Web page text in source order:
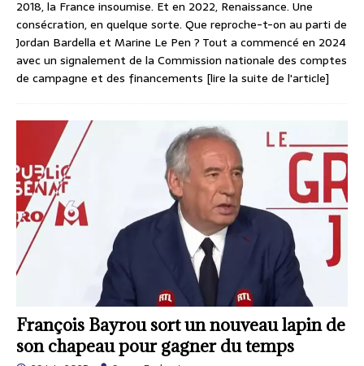
2018, la France insoumise. Et en 2022, Renaissance. Une
consécration, en quelque sorte. Que reproche-t-on au parti de
Jordan Bardella et Marine Le Pen ? Tout a commencé en 2024
avec un signalement de la Commission nationale des comptes
de campagne et des financements [lire la suite de l'article]
François Bayrou sort un nouveau lapin de
son chapeau pour gagner du temps